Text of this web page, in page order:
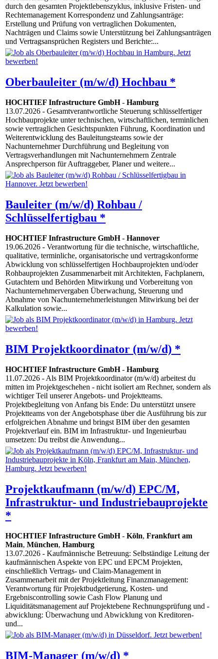
durch den gesamten Projektlebenszyklus, inklusive Fristen- und
Rechtemanagement Korrespondenz und Zahlungsanträge:
Erstellung und Prüfung von vertraglichen Dokumenten,
Nachträgen und Claims sowie Unterstützung bei Zahlungsanträgen
und Vertragsansprüchen Registers und Berichte:...
Oberbauleiter (m/w/d) Hochbau *
HOCHTIEF Infrastructure GmbH- Hamburg
13.07.2026 - Gesamtverantwortliche Steuerung schlüsselfertiger
Hochbauprojekte unter technischen, wirtschaftlichen, terminlichen
sowie vertraglichen Gesichtspunkten Führung, Koordination und
Weiterentwicklung des Bauleitungsteams sowie der
Nachunternehmer Durchführung und Begleitung von
Vertragsverhandlungen mit Nachunternehmern Zentrale
Ansprechperson für Auftraggeber, Planer und weitere...
Bauleiter (m/w/d) Rohbau /
Schlüsselfertigbau *
HOCHTIEF Infrastructure GmbH- Hannover
19.06.2026 - Verantwortung für die technische, wirtschaftliche,
qualitative, terminliche, organisatorische und vertragskonforme
Abwicklung von schlüsselfertigen Hochbauprojekten und/oder
Rohbauprojekten Zusammenarbeit mit Architekten, Fachplanern,
Gutachtern und Behörden Mitwirkung und Vorbereitung von
Nachunternehmervergaben Überwachung, Steuerung und
Abnahme von Nachunternehmerleistungen Mitwirkung bei der
Kalkulation sowie...
BIM Projektkoordinator (m/w/d) *
HOCHTIEF Infrastructure GmbH- Hamburg
11.07.2026 - Als BIM Projektkoordinator (m/w/d) arbeitest du
mitten im Projektgeschehen - nicht isoliert am Rechner, sondern als
wichtiger Teil unserer Angebots- und Projektteams.
Projektbegleitung von Anfang bis Ende: Du unterstützt unsere
Projektteams von der Angebotsphase über die Ausführung bis zur
erfolgreichen Abnahme und bringst BIM über den gesamten
Projektverlauf ein. BIM im Infrastruktur- und Ingenieurbau
umsetzen: Du treibst die Anwendung...
Projektkaufmann (m/w/d) EPC/M,
Infrastruktur- und Industriebauprojekte
*
HOCHTIEF Infrastructure GmbH- Köln, Frankfurt am
Main, München, Hamburg
13.07.2026 - Kaufmännische Betreuung: Selbständige Leitung der
kaufmännischen Aspekte von EPC und EPCM Projekten,
einschließlich Vertrags- und Claim-Management in
Zusammenarbeit mit der Projektleitung Finanzmanagement:
Verantwortung für Projektbudgetierung, Kosten- und
Ergebniscontrolling sowie Cash Flow Planung und
Liquiditätsmanagement auf Projektebene Rechnungsprüfung und -
abwicklung: Überwachung und Abwicklung von Kreditoren-
und...
BIM-Manager (m/w/d) *